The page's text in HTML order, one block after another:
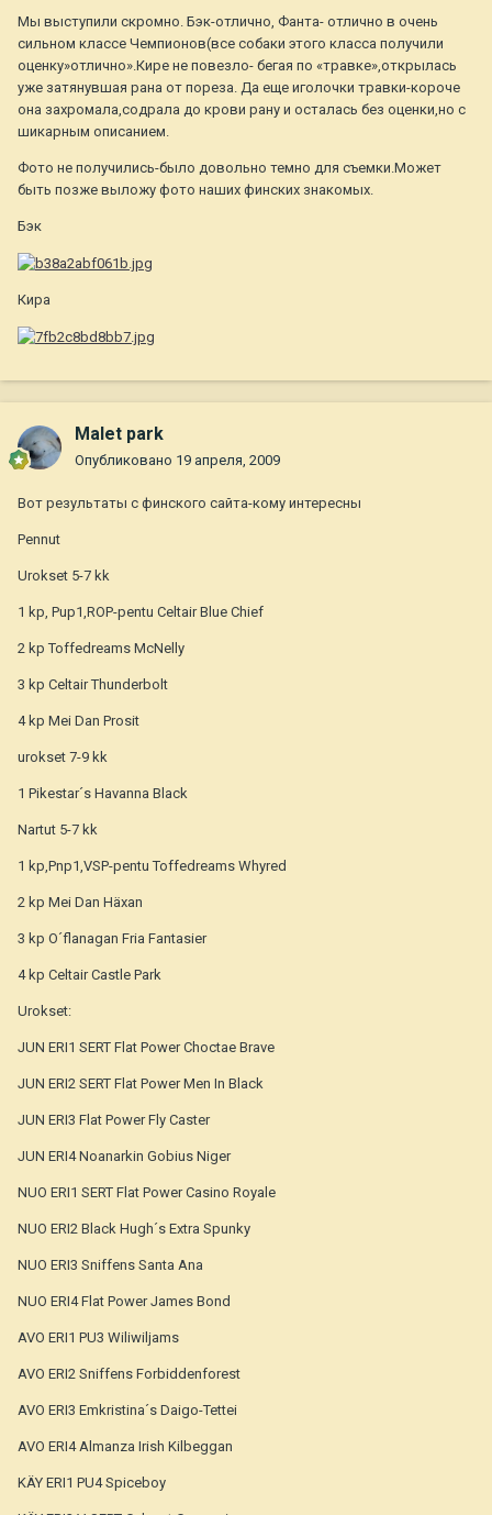
Мы выступили скромно. Бэк-отлично, Фанта- отлично в очень
сильном классе Чемпионов(все собаки этого класса получили
оценку»отлично».Кире не повезло- бегая по «травке»,открылась
уже затянувшая рана от пореза. Да еще иголочки травки-короче
она захромала,содрала до крови рану и осталась без оценки,но с
шикарным описанием.
Фото не получились-было довольно темно для съемки.Может
быть позже выложу фото наших финских знакомых.
Бэк
Кира
Malet park
Опубликовано 19 апреля, 2009
Вот результаты с финского сайта-кому интересны
Pennut
Urokset 5-7 kk
1 kp, Pup1,ROP-pentu Celtair Blue Chief
2 kp Toffedreams McNelly
3 kp Celtair Thunderbolt
4 kp Mei Dan Prosit
urokset 7-9 kk
1 Pikestar´s Havanna Black
Nartut 5-7 kk
1 kp,Pnp1,VSP-pentu Toffedreams Whyred
2 kp Mei Dan Häxan
3 kp O´flanagan Fria Fantasier
4 kp Celtair Castle Park
Urokset:
JUN ERI1 SERT Flat Power Choctae Brave
JUN ERI2 SERT Flat Power Men In Black
JUN ERI3 Flat Power Fly Caster
JUN ERI4 Noanarkin Gobius Niger
NUO ERI1 SERT Flat Power Casino Royale
NUO ERI2 Black Hugh´s Extra Spunky
NUO ERI3 Sniffens Santa Ana
NUO ERI4 Flat Power James Bond
AVO ERI1 PU3 Wiliwiljams
AVO ERI2 Sniffens Forbiddenforest
AVO ERI3 Emkristina´s Daigo-Tettei
AVO ERI4 Almanza Irish Kilbeggan
KÄY ERI1 PU4 Spiceboy